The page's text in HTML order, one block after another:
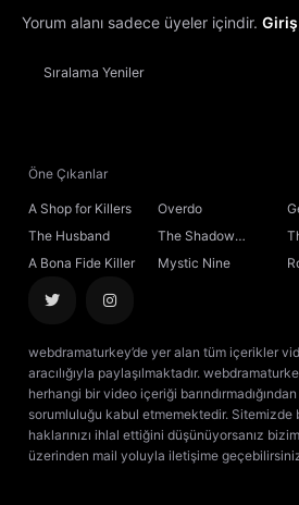
Yorum alanı sadece üyeler içindir. Giriş
Sıralama Yeniler
Öne Çıkanlar
A Shop for Killers Overdo
The Husband
The Shadow
Sovereign
A Bona Fide Killer Mystic Nine
webdramaturkey’de yer alan tüm içerikler
aracılığıyla paylaşılmaktadır.
herhangi bir video içeriği
sorumluluğu kabul etmemektedir.
haklarınızı ihlal ettiğini düşünüyorsanız
üzerinden mail yoluyla iletişime